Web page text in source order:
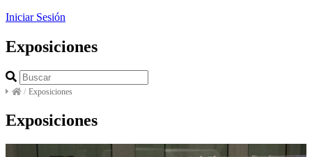
Iniciar Sesión
Exposiciones
/ Exposiciones
Exposiciones